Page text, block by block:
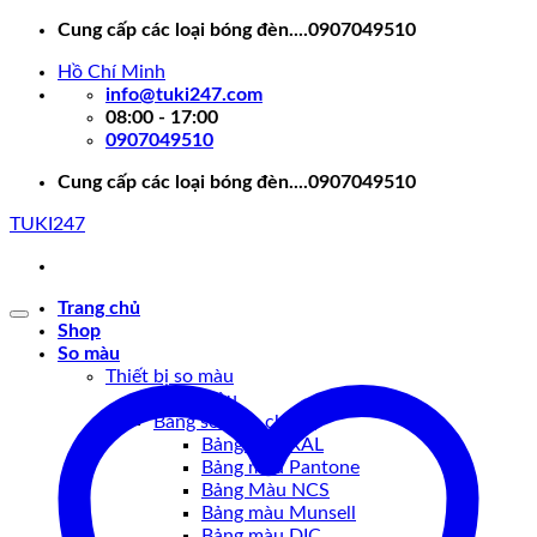
Skip
content
Cung cấp các loại bóng đèn....0907049510
Hồ Chí Minh
info@tuki247.com
08:00 - 17:00
0907049510
Cung cấp các loại bóng đèn....0907049510
TUKI247
Trang chủ
Shop
So màu
Thiết bị so màu
Tủ so màu
Bảng so màu chuẩn
Bảng màu RAL
Bảng màu Pantone
Bảng Màu NCS
Bảng màu Munsell